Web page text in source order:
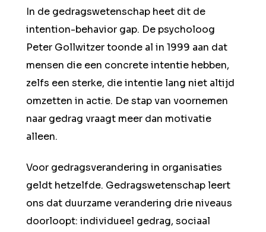
In de gedragswetenschap heet dit de
intention-behavior gap. De psycholoog
Peter Gollwitzer toonde al in 1999 aan dat
mensen die een concrete intentie hebben,
zelfs een sterke, die intentie lang niet altijd
omzetten in actie. De stap van voornemen
naar gedrag vraagt meer dan motivatie
alleen.
Voor gedragsverandering in organisaties
geldt hetzelfde. Gedragswetenschap leert
ons dat duurzame verandering drie niveaus
doorloopt: individueel gedrag, sociaal